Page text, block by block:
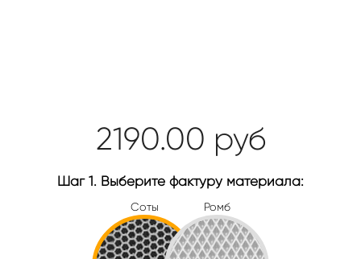
2190.00 руб
Шаг 1. Выберите фактуру материала:
Соты Ромб